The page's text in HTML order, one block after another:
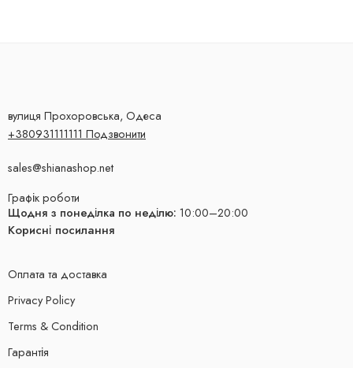
вулиця Прохоровська, Одеса
+380931111111 Подзвонити
sales@shianashop.net
Графік роботи
Щодня з понеділка по неділю: 10:00–20:00
Корисні посилання
Оплата та доставка
Privacy Policy
Terms & Condition
Гарантія